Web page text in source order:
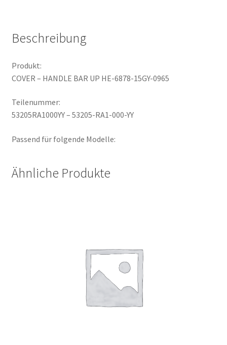
0965
Beschreibung
Produkt:
COVER – HANDLE BAR UP HE-6878-15GY-0965
Teilenummer:
53205RA1000YY – 53205-RA1-000-YY
Passend für folgende Modelle:
Ähnliche Produkte